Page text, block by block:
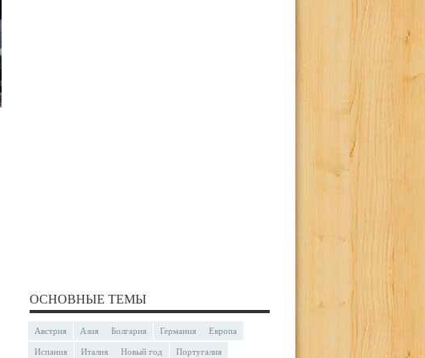
ОСНОВНЫЕ ТЕМЫ
Австрия Азия Болгария Германия Европа
Испания Италия Новый год Португалия